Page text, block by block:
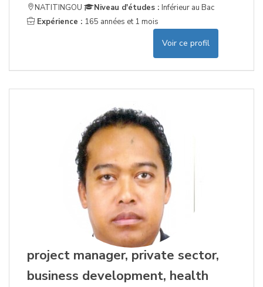
NATITINGOU
Niveau d'études : Inférieur au Bac
Expérience : 165 années et 1 mois
Voir ce profil
project manager, private sector,
business development, health